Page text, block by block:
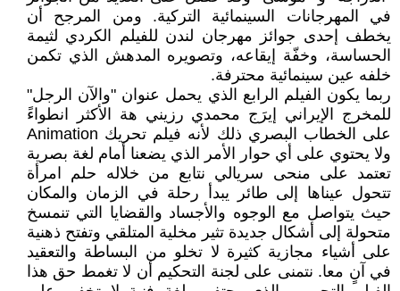
في المهرجانات السينمائية التركية. ومن المرجح أن
يخطف إحدى جوائز مهرجان لندن للفيلم الكردي لثيمة
الحساسة، وخفّة إيقاعه، وتصويره المدهش الذي تكمن
خلفه عين سينمائية محترفة.
ربما يكون الفيلم الرابع الذي يحمل عنوان "والآن الرجل"
للمخرج الإيراني إيرَج محمدي رزيني هة الأكثر انطواءً
على الخطاب البصري ذلك لأنه فيلم تحريك Animation
ولا يحتوي على أي حوار الأمر الذي يضعنا أمام لغة بصرية
تعتمد على منحى سريالي نتابع من خلاله حلم امرأة
تتحول عيناها إلى طائر يبدأ رحلة في الزمان والمكان
حيث يتواصل مع الوجوه والأجساد والقضايا التي تنمسخ
متحولة إلى أشكال جديدة تثير مخلية المتلقي وتفتح ذهنية
على أشياء مجازية كثيرة لا تخلو من البساطة والتعقيد
في آنٍ معا. نتمنى على لجنة التحكيم أن لا تغمط حق هذا